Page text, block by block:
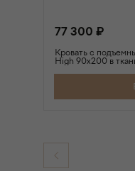
77 300 ₽
Кровать с
High 90х200 в